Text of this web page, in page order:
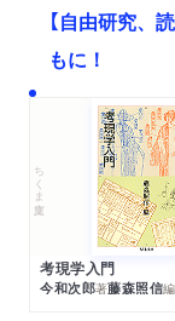
【自由研究、
もに！
ちくま文庫
考現学入門
今和次郎著藤森照信編